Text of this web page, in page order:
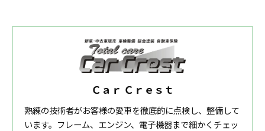
Ｃａｒ Ｃｒｅｓｔ
熟練の技術者がお客様の愛車を徹底的に点検し、整備して
います。フレーム、エンジン、電子機器まで細かくチェッ